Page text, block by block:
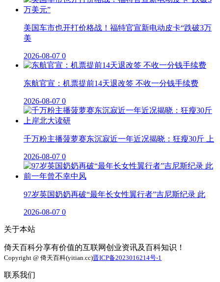
美国车市也开打价格战！福特官宣新电动皮卡“跌破3万
美
2026-08-07 0
东航官宣：机票提前14天退改签 不收一分钱手续费
2026-08-07 0
千万粉主播菠萝赛东沉寂近一年近况揭晓：狂瘦30斤 上
2026-08-07 0
97岁英国奶奶再破“最年长女性翼行者”吉尼斯纪录 此
2026-08-07 0
关于本站
倚天百科分享有价值的互联网创业资讯及百科知识！
Copyright @ 倚天百科(yitian.cc)晋ICP备2023016214号-1
联系我们